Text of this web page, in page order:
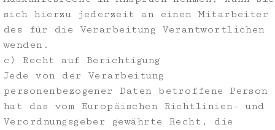
sich hierzu jederzeit an einen Mitarbeiter
des für die Verarbeitung Verantwortlichen
wenden.
c) Recht auf Berichtigung
Jede von der Verarbeitung
personenbezogener Daten betroffene Person
hat das vom Europäischen Richtlinien- und
Verordnungsgeber gewährte Recht, die